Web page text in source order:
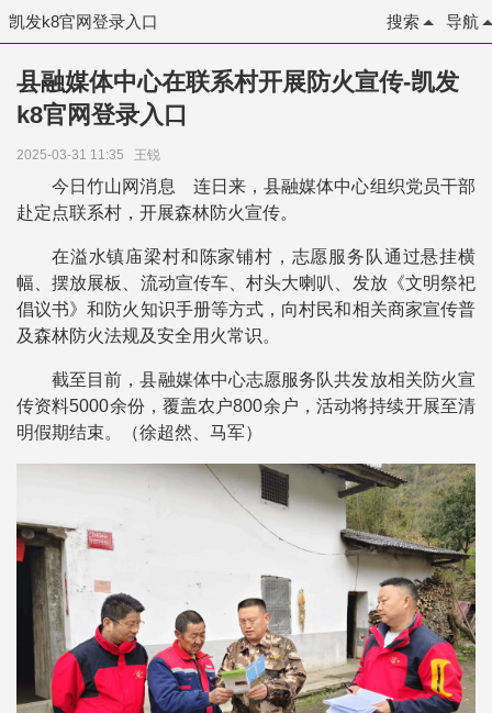
凯发k8官网登录入口 导航
搜索
县融媒体中心在联系村开展防火宣传-凯发
k8官网登录入口
2025-03-31 11:35 王锐
今日竹山网消息 连日来，县融媒体中心组织党员干部
赴定点联系村，开展森林防火宣传。
在溢水镇庙梁村和陈家铺村，志愿服务队通过悬挂横
幅、摆放展板、流动宣传车、村头大喇叭、发放《文明祭祀
倡议书》和防火知识手册等方式，向村民和相关商家宣传普
及森林防火法规及安全用火常识。
截至目前，县融媒体中心志愿服务队共发放相关防火宣
传资料5000余份，覆盖农户800余户，活动将持续开展至清
明假期结束。（徐超然、马军）